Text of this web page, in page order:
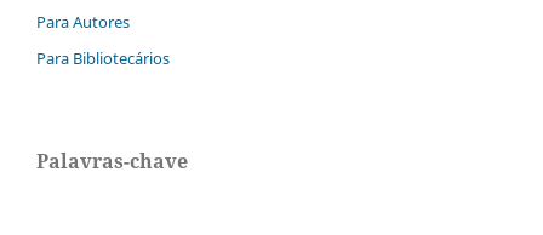
Para Autores
Para Bibliotecários
Palavras-chave